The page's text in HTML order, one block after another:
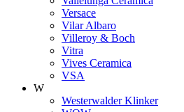
Versace
Vilar Albaro
Villeroy & Boch
Vitra
Vives Ceramica
VSA
W
Westerwalder Klinker